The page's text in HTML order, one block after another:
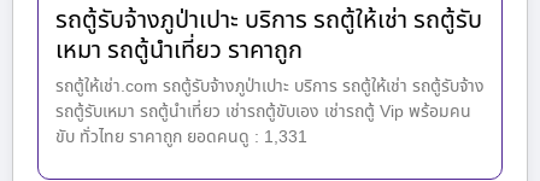
รถตู้รับจ้างภูป่าเปาะ บริการ รถตู้ให้เช่า รถตู้รับ
เหมา รถตู้นำเที่ยว ราคาถูก
รถตู้ให้เช่า.com รถตู้รับจ้างภูป่าเปาะ บริการ รถตู้ให้เช่า รถตู้รับจ้าง
รถตู้รับเหมา รถตู้นำเที่ยว เช่ารถตู้ขับเอง เช่ารถตู้ Vip พร้อมคน
ขับ ทั่วไทย ราคาถูก ยอดคนดู : 1,331